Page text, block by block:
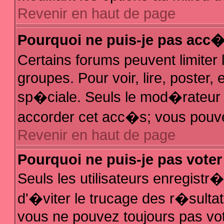
Revenir en haut de page
Pourquoi ne puis-je pas
Certains forums peuvent
groupes. Pour voir, lire, poster,
sp�ciale. Seuls le mod�rateur
accorder cet acc�s; vous
Revenir en haut de page
Pourquoi ne puis-je pas
Seuls les utilisateurs
d'�viter le trucage des
vous ne pouvez toujours pas